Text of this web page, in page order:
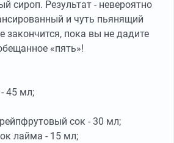
сироп. Результат - невероятно
и чуть пьянящий
закончится, пока вы не дадите
«пять»!
45 мл;
сок - 30 мл;
лайма - 15 мл;